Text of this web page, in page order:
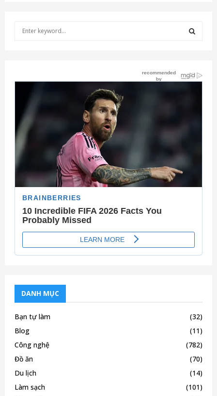
DANH MỤC
Bạn tự làm
(32)
Blog
(11)
Công nghệ
(782)
Đồ ăn
(70)
Du lịch
(14)
Làm sạch
(101)